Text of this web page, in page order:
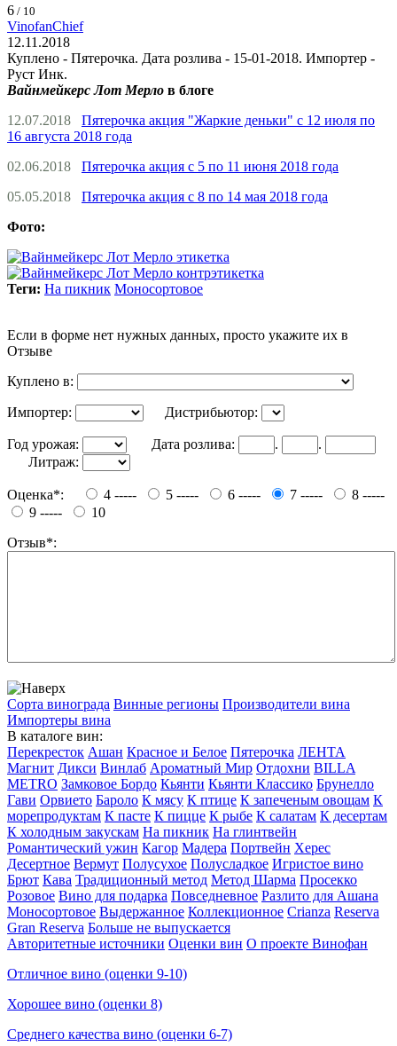
6 / 10
VinofanChief
12.11.2018
Куплено - Пятерочка. Дата розлива - 15-01-2018. Импортер -
Руст Инк.
Вайнмейкерс Лот Мерло в блоге
12.07.2018
Пятерочка акция "Жаркие деньки" с 12 июля по
16 августа 2018 года
02.06.2018
Пятерочка акция с 5 по 11 июня 2018 года
05.05.2018
Пятерочка акция с 8 по 14 мая 2018 года
Фото:
Теги: На пикник Моносортовое
Если в форме нет нужных данных, просто укажите их в
Отзыве
Куплено в:
Импортер: Дистрибьютор:
Год урожая: Дата розлива: .
.
Литраж:
Оценка*: 4 ----- 5 ----- 6 ----- 7 -----
8 -----
9 -----
10
Отзыв*:
Сорта винограда Винные регионы Производители вина
Импортеры вина
В каталоге вин:
Перекресток Ашан Красное и Белое Пятерочка ЛЕНТА
Магнит Дикси Винлаб Ароматный Мир Отдохни BILLA
METRO Замковое Бордо Кьянти Кьянти Классико Брунелло
Гави Орвието Бароло К мясу К птице К запеченым овощам К
морепродуктам К пасте К пицце К рыбе К салатам К десертам
К холодным закускам На пикник На глинтвейн
Романтический ужин Кагор Мадера Портвейн Херес
Десертное Вермут Полусухое Полусладкое Игристое вино
Брют Кава Традиционный метод Метод Шарма Просекко
Розовое Вино для подарка Повседневное Разлито для Ашана
Моносортовое Выдержанное Коллекционное Crianza Reserva
Gran Reserva Больше не выпускается
Авторитетные источники Оценки вин О проекте Винофан
Отличное вино (оценки 9-10)
Хорошее вино (оценки 8)
Среднего качества вино (оценки 6-7)